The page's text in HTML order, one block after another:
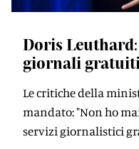
Doris
giornali
Le critiche della
mandato: "Non ho
servizi giornalistici